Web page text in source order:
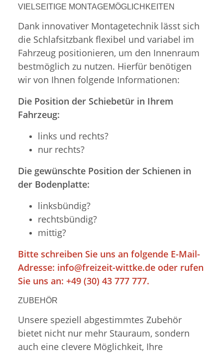
VIELSEITIGE MONTAGEMÖGLICHKEITEN
Dank innovativer Montagetechnik lässt sich
die Schlafsitzbank flexibel und variabel im
Fahrzeug positionieren, um den Innenraum
bestmöglich zu nutzen. Hierfür benötigen
wir von Ihnen folgende Informationen:
Die Position der Schiebetür in Ihrem
Fahrzeug:
links und rechts?
nur rechts?
Die gewünschte Position der Schienen in
der Bodenplatte:
linksbündig?
rechtsbündig?
mittig?
Bitte schreiben Sie uns an folgende E-Mail-
Adresse: info@freizeit-wittke.de oder rufen
Sie uns an: +49 (30) 43 777 777.
ZUBEHÖR
Unsere speziell abgestimmtes Zubehör
bietet nicht nur mehr Stauraum, sondern
auch eine clevere Möglichkeit, Ihre